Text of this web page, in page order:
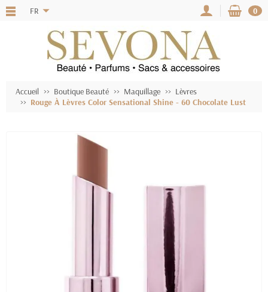
FR 0
Accueil Boutique Beauté Maquillage
Lèvres
Rouge À Lèvres Color Sensational Shine - 60 Chocolate Lust